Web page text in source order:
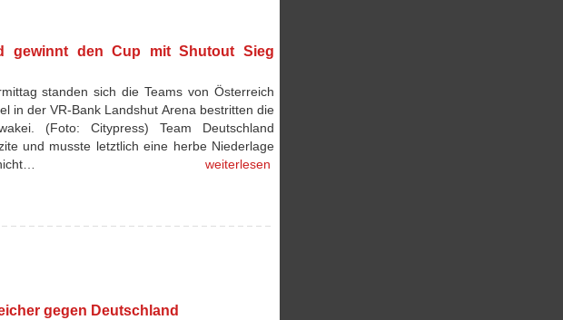
gewinnt den Cup mit Shutout Sieg
standen sich die Teams von Österreich
in der VR-Bank Landshut Arena bestritten die
(Foto: Citypress) Team Deutschland
und musste letztlich eine herbe Niederlage
weiterlesen
gegen Deutschland